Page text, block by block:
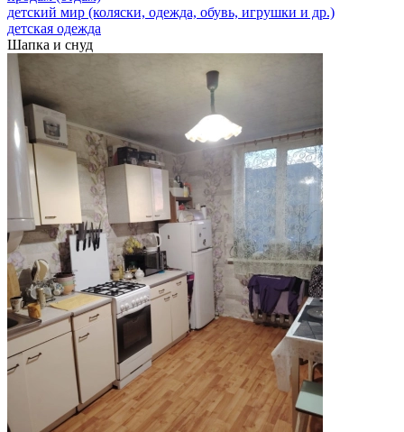
детский мир (коляски, одежда, обувь, игрушки и др.)
детская одежда
Шапка и снуд